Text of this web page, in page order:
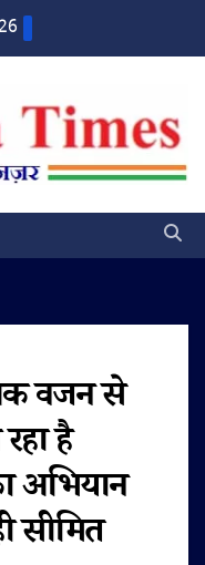
वजन से
है
अभियान
सीमित